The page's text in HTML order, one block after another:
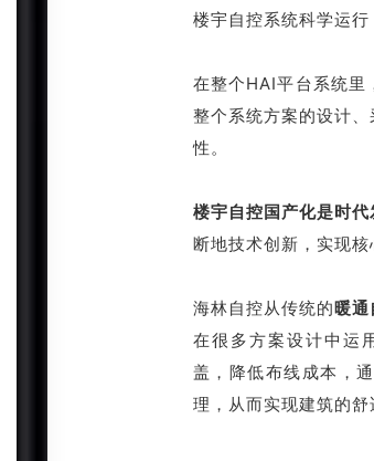
楼宇自控系统科学运行
在整个HAI平台系统里
整个系统方案的设计
性。
楼宇自控国产化是时
断地技术创新，实现
海林自控从传统的暖通
在很多方案设计中运
盖，降低布线成本，
理，从而实现建筑的舒